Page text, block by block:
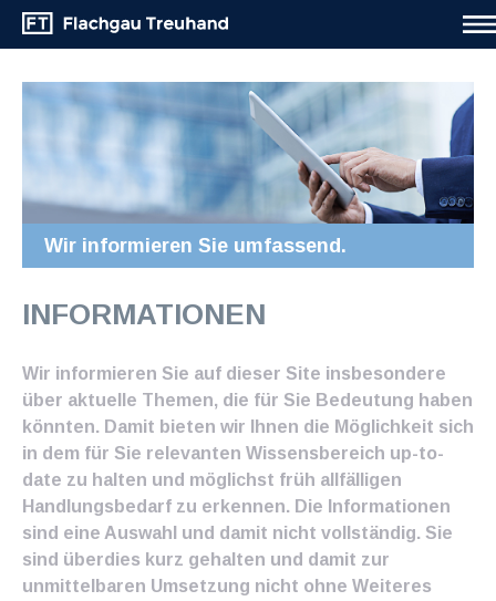
Wir informieren Sie umfassend.
INFORMATIONEN
Wir informieren Sie auf dieser Site insbesondere
über aktuelle Themen, die für Sie Bedeutung haben
könnten. Damit bieten wir Ihnen die Möglichkeit sich
in dem für Sie relevanten Wissensbereich up-to-
date zu halten und möglichst früh allfälligen
Handlungsbedarf zu erkennen. Die Informationen
sind eine Auswahl und damit nicht vollständig. Sie
sind überdies kurz gehalten und damit zur
unmittelbaren Umsetzung nicht ohne Weiteres